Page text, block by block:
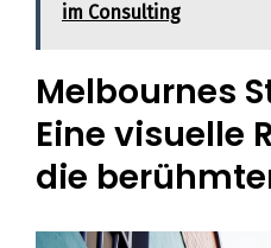
im Consulting
Melbournes
Eine visuelle
die